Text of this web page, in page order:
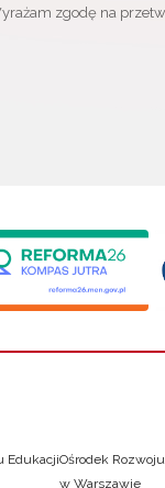
zgodę na
EdukacjiOśrodek
w Warszawie